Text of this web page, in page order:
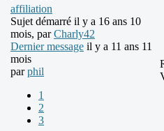
affiliation
Sujet démarré il y a 16 ans 10
mois, parCharly42
Dernier message il y a 11 ans 11
mois
parphil
1
2
3